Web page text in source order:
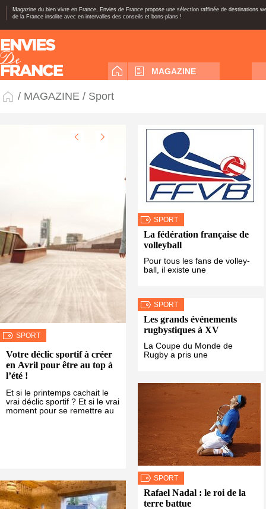
Magazine du bien vivre en France, Envies de France propose une sélection raffinée de destinations
de la France insolite avec en intervalles des conseils et bons-plans !
MAGAZINE
/ MAGAZINE / Sport
SPORT
Votre déclic sportif à créer
en Avril pour être au top à
l’été !
Et si le printemps cachait le
vrai déclic sportif ? Et si le vrai
moment pour se remettre au
SPORT
La fédération française de
volleyball
Pour tous les fans de volley-
ball, il existe une
SPORT
Les grands événements
rugbystiques à XV
La Coupe du Monde de
Rugby a pris une
SPORT
Rafael Nadal : le roi de la
terre battue